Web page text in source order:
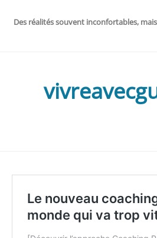
Des réalités souvent inconfortables,